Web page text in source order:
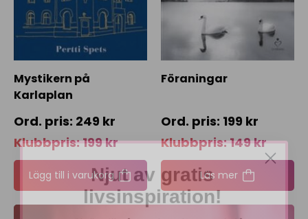
Mystikern på
Karlaplan
249 kr
Klubbpris:199kr
Lägg till i varukorg
Föraningar
199 kr
Klubbpris:149kr
Läs mer
Njut av gratis
livsinspiration!
Anmäl dig till vårt nyhetsbrev och få en